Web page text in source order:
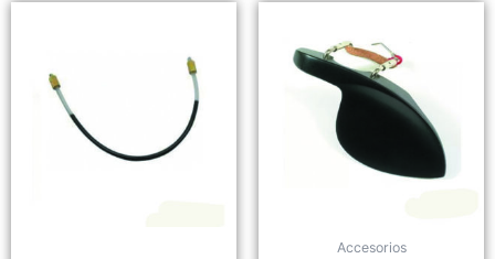
Accesorios